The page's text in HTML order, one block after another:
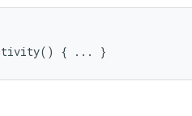
() { ... }